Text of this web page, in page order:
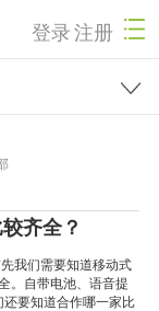
登录 注册
齐全？
我们需要知道移动式
。自带电池、语音提
还要知道合作哪一家比